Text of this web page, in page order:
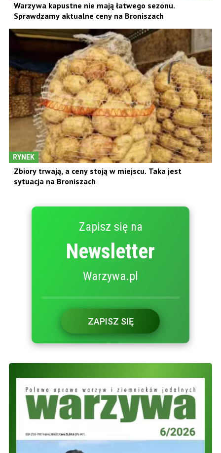
Warzywa kapustne nie mają łatwego sezonu.
Sprawdzamy aktualne ceny na Broniszach
RYNEK
Zbiory trwają, a ceny stoją w miejscu. Taka jest
sytuacja na Broniszach
Zapisz się na
Newsletter
Warzywa.pl
ZAPISZ SIĘ